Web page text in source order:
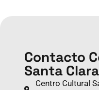
Contacto
Santa Clara
Centro Cultural